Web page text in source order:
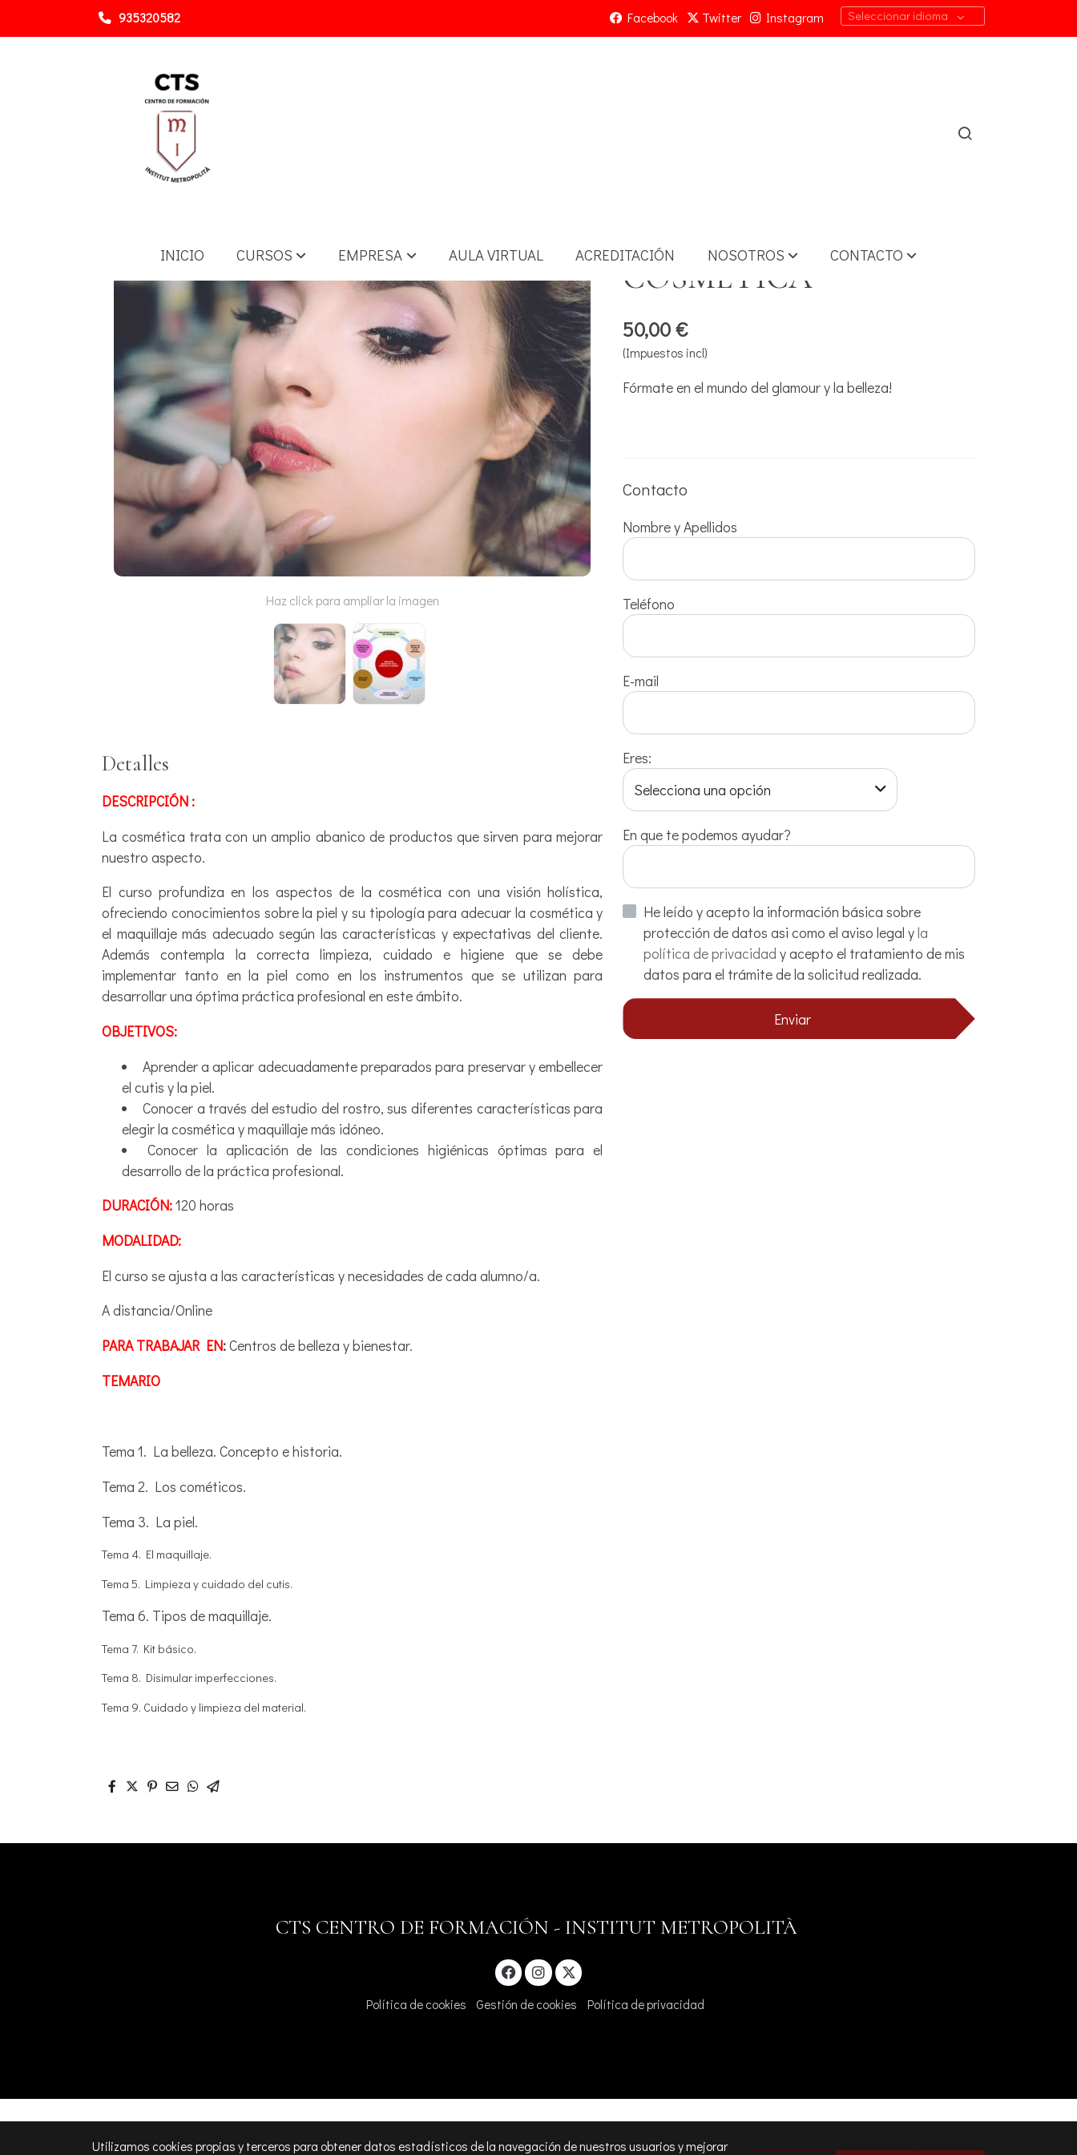
935320582 Facebook Twitter Instagram Seleccionar idioma
INICIO CURSOS EMPRESA AULA VIRTUAL ACREDITACIÓN NOSOTROS CONTACTO
Haz click para ampliar la imagen
Detalles
DESCRIPCIÓN :
La cosmética trata con un amplio abanico de productos que sirven para mejorar
nuestro aspecto.
El curso profundiza en los aspectos de la cosmética con una visión holística,
ofreciendo conocimientos sobre la piel y su tipología para adecuar la cosmética y
el maquillaje más adecuado según las características y expectativas del cliente.
Además contempla la correcta limpieza, cuidado e higiene que se debe
implementar tanto en la piel como en los instrumentos que se utilizan para
desarrollar una óptima práctica profesional en este ámbito.
OBJETIVOS:
Aprender a aplicar adecuadamente preparados para preservar y embellecer
el cutis y la piel.
Conocer a través del estudio del rostro, sus diferentes características para
elegir la cosmética y maquillaje más idóneo.
Conocer la aplicación de las condiciones higiénicas óptimas para el
desarrollo de la práctica profesional.
DURACIÓN:120 horas
MODALIDAD:
El curso se ajusta a las características y necesidades de cada alumno/a.
A distancia/Online
PARA TRABAJAR EN:Centros de belleza y bienestar.
TEMARIO
Tema 1. La belleza. Concepto e historia.
Tema 2. Los cométicos.
Tema 3. La piel.
Tema 4. El maquillaje.
Tema 5. Limpieza y cuidado del cutis.
Tema 6. Tipos de maquillaje.
Tema 7. Kit básico.
Tema 8. Disimular imperfecciones.
Tema 9. Cuidado y limpieza del material.
COSMÉTICA
50,00 €
(Impuestos incl)
Fórmate en el mundo del glamour y la belleza!
Contacto
Nombre y Apellidos
Teléfono
E-mail
Eres:
Selecciona una opción
En que te podemos ayudar?
He leído y acepto la información básica sobre
protección de datos asi como el aviso legal yla
política de privacidad y acepto el tratamiento de mis
datos para el trámite de la solicitud realizada.
Enviar
CTS CENTRO DE FORMACIÓN - INSTITUT METROPOLITÀ
Política de cookies Gestión de cookies Política de privacidad
Utilizamos cookies propias y terceros para obtener datos estadísticos de la navegación de nuestros usuarios y mejorar